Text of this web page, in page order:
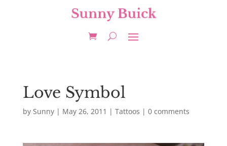
Love Symbol
by Sunny| May 26, 2011 | Tattoos | 0 comments